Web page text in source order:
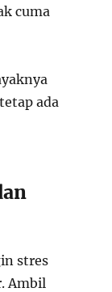
cuma
ada
stres
Ambil